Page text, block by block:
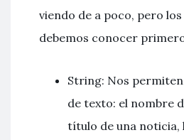
viendo de a poco, pero
debemos conocer
String: Nos
de texto: el nombre
título de una noticia,